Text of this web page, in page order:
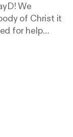
We
of Christ it
for help
+ it’s
forsaken, so